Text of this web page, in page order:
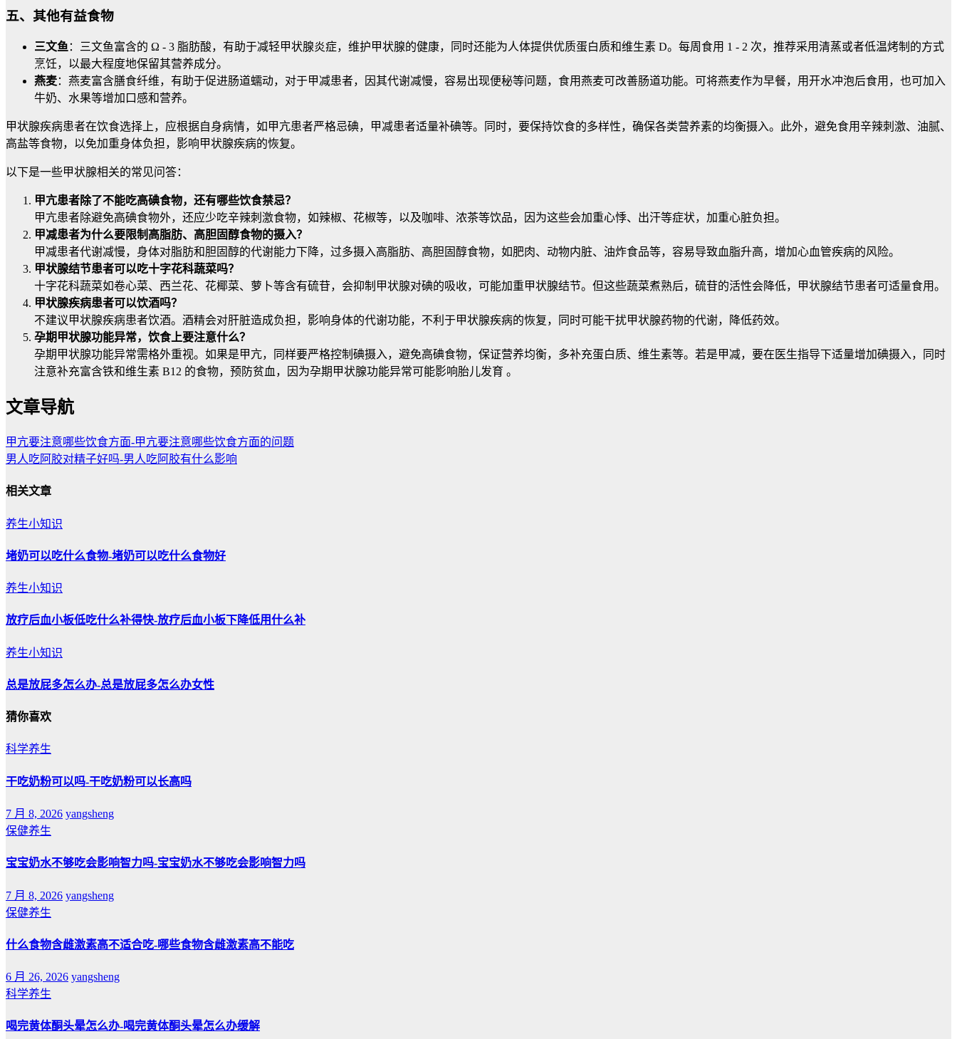
五、其他有益食物
三文鱼 ：三文鱼富含的 Ω - 3 脂肪酸，有助于减轻甲状腺炎症，维护甲状腺的健康，同时还能为人体提供优质蛋白质和维生素 D。每周食用 1 - 2 次，推荐采用清蒸或者低温烤制的方式
烹饪，以最大程度地保留其营养成分。
燕麦：燕麦富含膳食纤维，有助于促进肠道蠕动，对于甲减患者，因其代谢减慢，容易出现便秘等问题，食用燕麦可改善肠道功能。可将燕麦作为早餐，用开水冲泡后食用，也可加入
牛奶、水果等增加口感和营养。
甲状腺疾病患者在饮食选择上，应根据自身病情，如甲亢患者严格忌碘，甲减患者适量补碘等。同时，要保持饮食的多样性，确保各类营养素的均衡摄入。此外，避免食用辛辣刺激、油腻、
高盐等食物，以免加重身体负担，影响甲状腺疾病的恢复。
以下是一些甲状腺相关的常见问答：
甲亢患者除了不能吃高碘食物，还有哪些饮食禁忌？
甲亢患者除避免高碘食物外，还应少吃辛辣刺激食物，如辣椒、花椒等，以及咖啡、浓茶等饮品，因为这些会加重心悸、出汗等症状，加重心脏负担。
甲减患者为什么要限制高脂肪、高胆固醇食物的摄入？
甲减患者代谢减慢，身体对脂肪和胆固醇的代谢能力下降，过多摄入高脂肪、高胆固醇食物，如肥肉、动物内脏、油炸食品等，容易导致血脂升高，增加心血管疾病的风险。
甲状腺结节患者可以吃十字花科蔬菜吗？
十字花科蔬菜如卷心菜、西兰花、花椰菜、萝卜等含有硫苷，会抑制甲状腺对碘的吸收，可能加重甲状腺结节。但这些蔬菜煮熟后，硫苷的活性会降低，甲状腺结节患者可适量食用。
甲状腺疾病患者可以饮酒吗？
不建议甲状腺疾病患者饮酒。酒精会对肝脏造成负担，影响身体的代谢功能，不利于甲状腺疾病的恢复，同时可能干扰甲状腺药物的代谢，降低药效。
孕期甲状腺功能异常，饮食上要注意什么？
孕期甲状腺功能异常需格外重视。如果是甲亢，同样要严格控制碘摄入，避免高碘食物，保证营养均衡，多补充蛋白质、维生素等。若是甲减，要在医生指导下适量增加碘摄入，同时
注意补充富含铁和维生素 B12 的食物，预防贫血，因为孕期甲状腺功能异常可能影响胎儿发育 。
文章导航
甲亢要注意哪些饮食方面-甲亢要注意哪些饮食方面的问题
男人吃阿胶对精子好吗-男人吃阿胶有什么影响
相关文章
养生小知识
堵奶可以吃什么食物-堵奶可以吃什么食物好
养生小知识
放疗后血小板低吃什么补得快-放疗后血小板下降低用什么补
养生小知识
总是放屁多怎么办-总是放屁多怎么办女性
猜你喜欢
科学养生
干吃奶粉可以吗-干吃奶粉可以长高吗
7 月 8, 2026 yangsheng
保健养生
宝宝奶水不够吃会影响智力吗-宝宝奶水不够吃会影响智力吗
7 月 8, 2026 yangsheng
保健养生
什么食物含雌激素高不适合吃-哪些食物含雌激素高不能吃
6 月 26, 2026 yangsheng
科学养生
喝完黄体酮头晕怎么办-喝完黄体酮头晕怎么办缓解